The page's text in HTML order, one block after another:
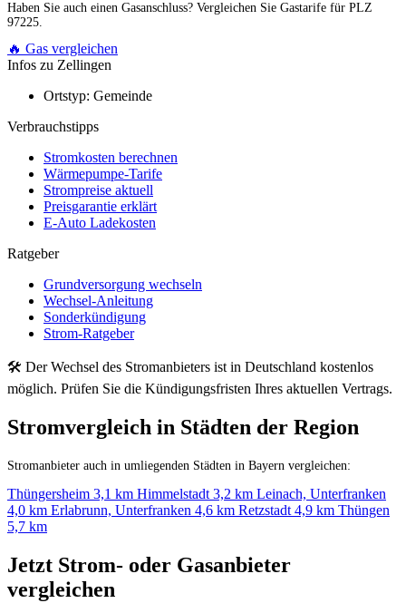
Haben Sie auch einen Gasanschluss? Vergleichen Sie Gastarife für PLZ
97225.
🔥 Gas vergleichen
Infos zu Zellingen
Ortstyp: Gemeinde
Verbrauchstipps
Stromkosten berechnen
Wärmepumpe-Tarife
Strompreise aktuell
Preisgarantie erklärt
E-Auto Ladekosten
Ratgeber
Grundversorgung wechseln
Wechsel-Anleitung
Sonderkündigung
Strom-Ratgeber
🛠 Der Wechsel des Stromanbieters ist in Deutschland kostenlos
möglich. Prüfen Sie die Kündigungsfristen Ihres aktuellen Vertrags.
Stromvergleich in Städten der Region
Stromanbieter auch in umliegenden Städten in Bayern vergleichen:
Thüngersheim 3,1 km Himmelstadt 3,2 km Leinach, Unterfranken
4,0 km Erlabrunn, Unterfranken 4,6 km Retzstadt 4,9 km Thüngen
5,7 km
Jetzt Strom- oder Gasanbieter
vergleichen